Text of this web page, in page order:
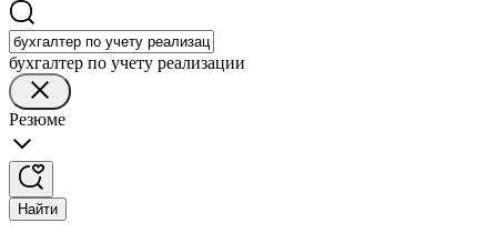
бухгалтер по учету реализации
Резюме
Найти